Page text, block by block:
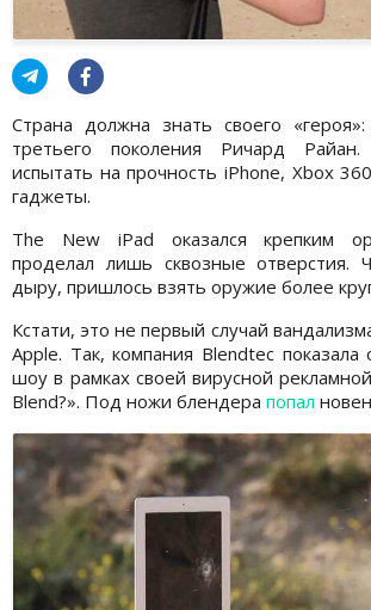
Страна должна знать своего
третьего поколения Ричард
испытать на прочность iPhone, Xbox
гаджеты.
The New iPad оказался крепким
проделал лишь сквозные отверстия.
дыру, пришлось взять оружие более
Кстати, это не первый случай
Apple. Так, компания Blendtec
шоу в рамках своей вирусной
Blend?». Под ножи блендера попал